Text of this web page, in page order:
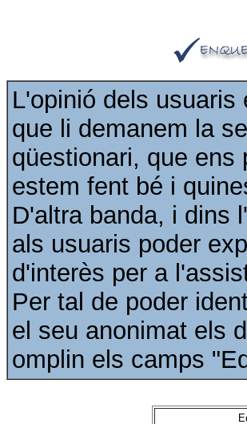
L'opinió dels
que li demanem la
qüestionari, que ens
estem fent bé i
D'altra banda, i dins
als usuaris poder
d'interès per a
Per tal de poder
el seu anonimat els
omplin els camps